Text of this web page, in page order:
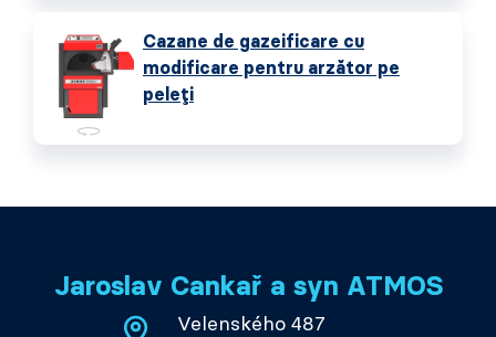
Cazane de gazeificare cu
modificare pentru arzător pe
peleți
Jaroslav Cankař a syn ATMOS
Velenského 487